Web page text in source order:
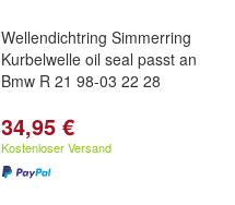
Wellendichtring Simmerring
Kurbelwelle oil seal passt an
Bmw R 21 98-03 22 28
34,95 €
Kostenloser Versand